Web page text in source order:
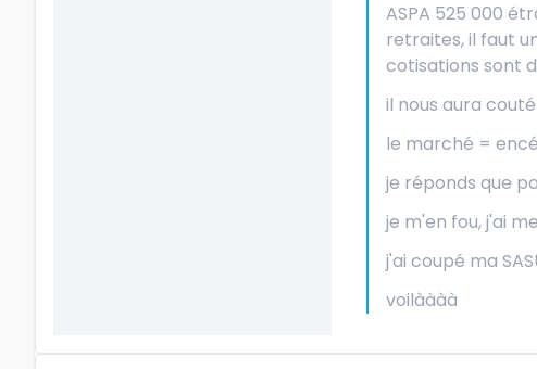
ASPA 525 000
retraites, il faut
cotisations sont
il nous aura couté
le marché =
je réponds que
je m'en fou, j'ai
j'ai coupé ma
voilàààà